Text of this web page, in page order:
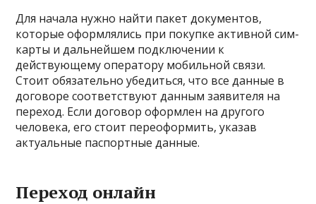
Для начала нужно найти пакет документов,
которые оформлялись при покупке активной сим-
карты и дальнейшем подключении к
действующему оператору мобильной связи.
Стоит обязательно убедиться, что все данные в
договоре соответствуют данным заявителя на
переход. Если договор оформлен на другого
человека, его стоит переоформить, указав
актуальные паспортные данные.
Переход онлайн